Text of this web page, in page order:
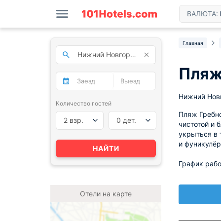
ВАЛЮТА:
Главная
Нижний
Пляж
чистотой и
укрыться в
и
График
Количество гостей
2 взр. 0 дет.
НАЙТИ
Отели на карте